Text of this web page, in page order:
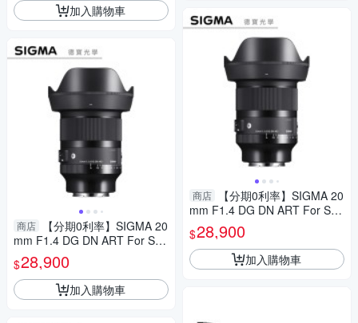
加入購物車
商店
【分期0利率】SIGMA 20
mm F1.4 DG DN ART For Son
y E mount 恆伸公司貨 定焦 大
光圈 風景 德寶光學
$28,900
加入購物車
商店
【分期0利率】SIGMA 20
mm F1.4 DG DN ART For Son
y E mount 恆伸公司貨 定焦 大
光圈 風景 德寶光學
$28,900
加入購物車